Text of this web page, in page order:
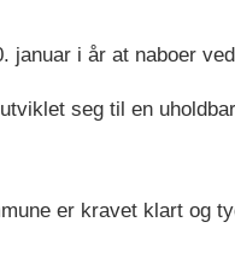
januar i år at naboer
seg til en
er kravet klart og